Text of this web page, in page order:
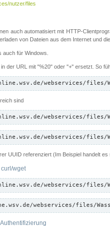
nutzer/files
auch automatisiert mit HTTP-
von Dateien aus dem Internet und
auch für Windows.
der URL mit "%20" oder "+" ersetzt. So
webservices/files/
sind
webservices/files/
webservices/files/
UUID referenziert (Im Beispiel handelt
wget
webservices/files/
webservices/files/